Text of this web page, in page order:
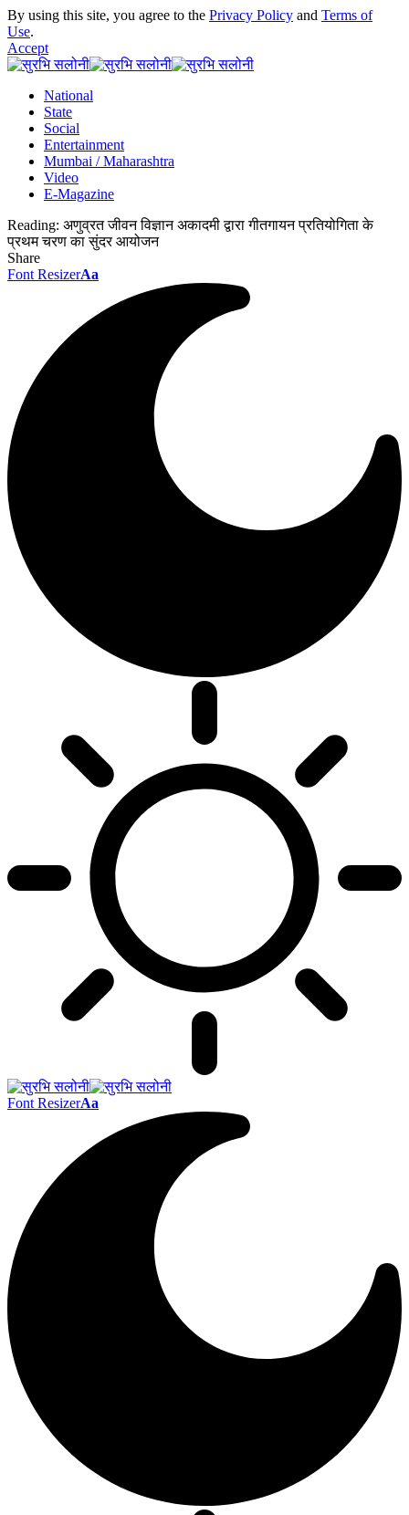
By using this site, you agree to the Privacy Policy and Terms of
Use.
Accept
National
State
Social
Entertainment
Mumbai / Maharashtra
Video
E-Magazine
Reading: अणुव्रत जीवन विज्ञान अकादमी द्वारा गीतगायन प्रतियोगिता के
प्रथम चरण का सुंदर आयोजन
Share
Font ResizerAa
Font ResizerAa